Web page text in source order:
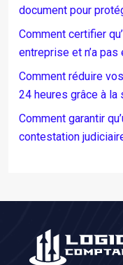
document pour
Comment certifier
entreprise et n’a
Comment réduire
24 heures grâce à la
Comment garantir
contestation